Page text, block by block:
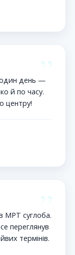
”
один день —
й по часу.
центру!
”
МРТ суглоба.
переглянув
термінів.